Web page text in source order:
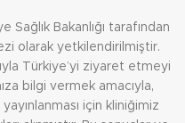
Sağlık Bakanlığı tarafından
olarak yetkilendirilmiştir.
Türkiye’yi ziyaret etmeyi
bilgi vermek amacıyla,
için kliniğimiz